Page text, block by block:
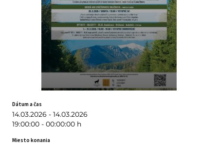
Dátum a čas
14.03.2026 - 14.03.2026
19:00:00 - 00:00:00 h
Miesto konania